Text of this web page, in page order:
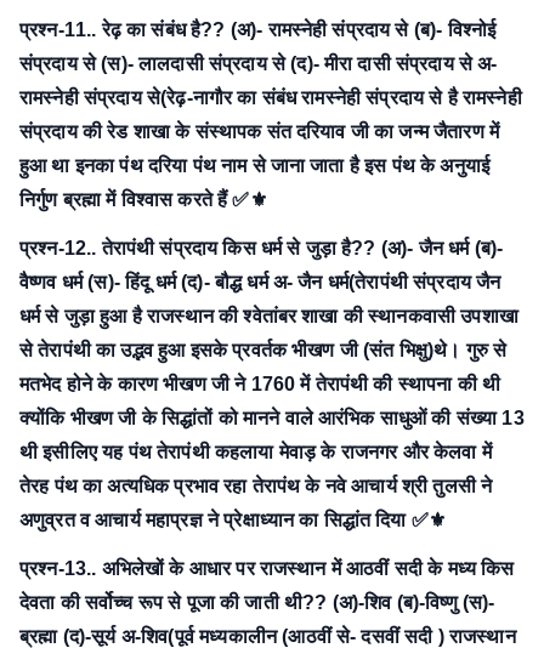
प्रश्न-11.. रेढ़ का संबंध है?? (अ)- रामस्नेही संप्रदाय से (ब)- विश्नोई
संप्रदाय से (स)- लालदासी संप्रदाय से (द)- मीरा दासी संप्रदाय से अ-
रामस्नेही संप्रदाय से(रेढ़-नागौर का संबंध रामस्नेही संप्रदाय से है रामस्नेही
संप्रदाय की रेड शाखा के संस्थापक संत दरियाव जी का जन्म जैतारण में
हुआ था इनका पंथ दरिया पंथ नाम से जाना जाता है इस पंथ के अनुयाई
निर्गुण ब्रह्मा में विश्वास करते हैं ✅⚜
प्रश्न-12.. तेरापंथी संप्रदाय किस धर्म से जुड़ा है?? (अ)- जैन धर्म (ब)-
वैष्णव धर्म (स)- हिंदू धर्म (द)- बौद्ध धर्म अ- जैन धर्म(तेरापंथी संप्रदाय जैन
धर्म से जुड़ा हुआ है राजस्थान की श्वेतांबर शाखा की स्थानकवासी उपशाखा
से तेरापंथी का उद्भव हुआ इसके प्रवर्तक भीखण जी (संत भिक्षु)थे। गुरु से
मतभेद होने के कारण भीखण जी ने 1760 में तेरापंथी की स्थापना की थी
क्योंकि भीखण जी के सिद्धांतों को मानने वाले आरंभिक साधुओं की संख्या 13
थी इसीलिए यह पंथ तेरापंथी कहलाया मेवाड़ के राजनगर और केलवा में
तेरह पंथ का अत्यधिक प्रभाव रहा तेरापंथ के नवे आचार्य श्री तुलसी ने
अणुव्रत व आचार्य महाप्रज्ञ ने प्रेक्षाध्यान का सिद्धांत दिया ✅⚜
प्रश्न-13.. अभिलेखों के आधार पर राजस्थान में आठवीं सदी के मध्य किस
देवता की सर्वोच्च रूप से पूजा की जाती थी?? (अ)-शिव (ब)-विष्णु (स)-
ब्रह्मा (द)-सूर्य अ-शिव(पूर्व मध्यकालीन (आठवीं से- दसवीं सदी ) राजस्थान